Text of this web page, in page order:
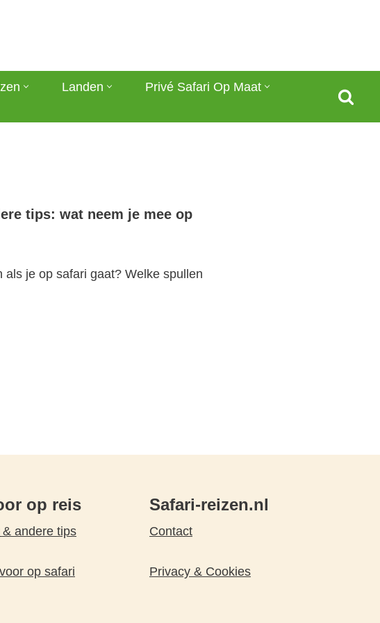
Landen
Privé Safari Op Maat
tips: wat neem je mee op
als je op safari gaat? Welke spullen
op reis
andere tips
op safari
Safari-reizen.nl
Contact
Privacy & Cookies